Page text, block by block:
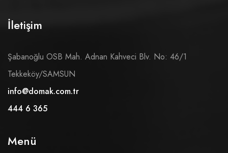
İletişim
Şabanoğlu OSB Mah. Adnan Kahveci Blv. No: 46/1
Tekkeköy/SAMSUN
info@domak.com.tr
444 6 365
Menü